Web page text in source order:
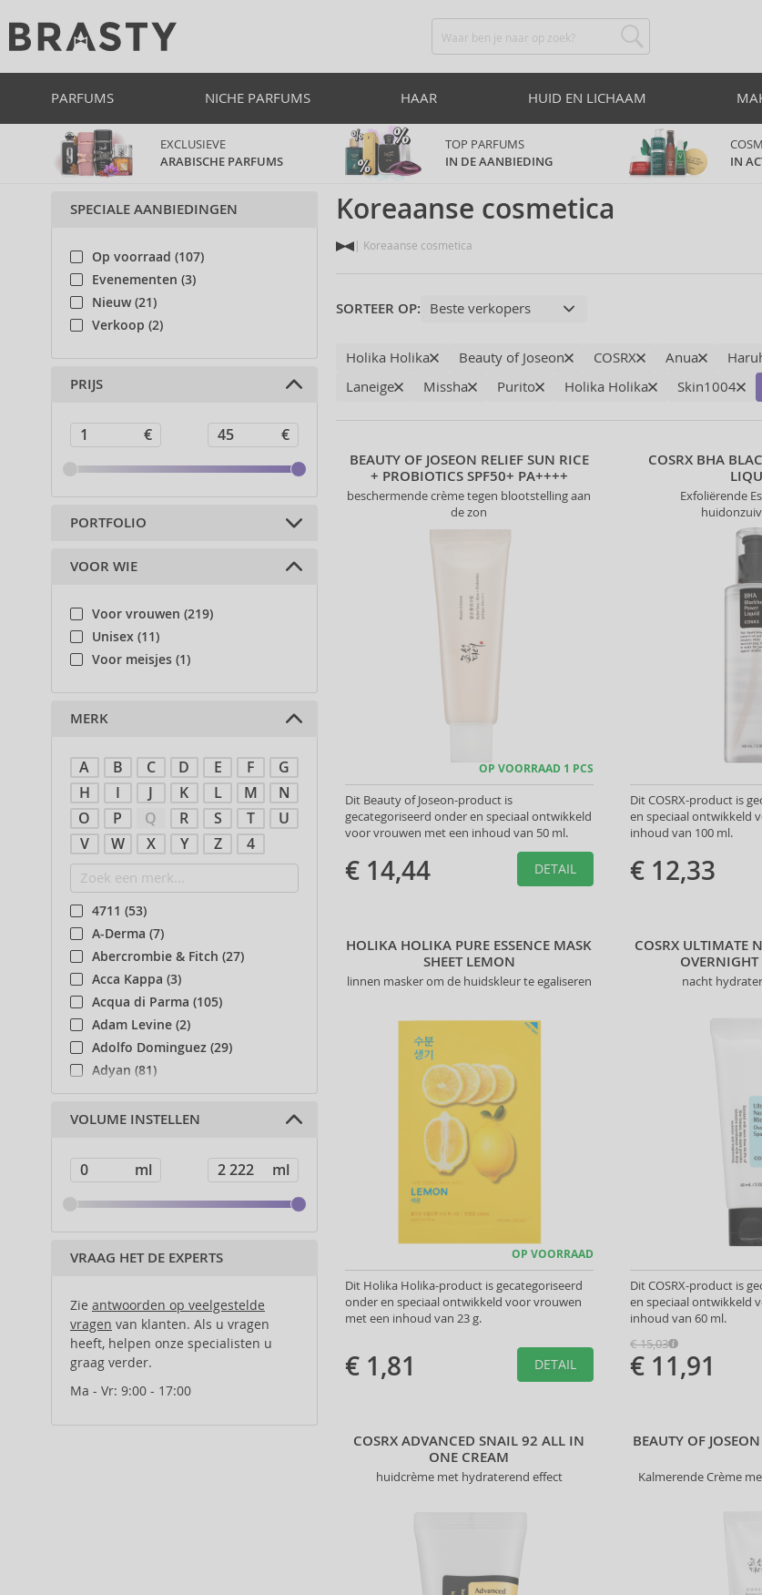
PARFUMS NICHE PARFUMS HAAR HUID EN LICHAAM
EXCLUSIEVE
ARABISCHE PARFUMS
TOP PARFUMS
IN DE AANBIEDING
IN
Koreaanse cosmetica
Koreaanse cosmetica
SORTEER OP:
Holika Holika Beauty of Joseon COSRX Anua
Laneige
Missha Purito Holika Holika Skin1004
BEAUTY OF JOSEON RELIEF SUN RICE
+ PROBIOTICS SPF50+ PA++++
beschermende crème tegen blootstelling aan
de zon
OP VOORRAAD 1 PCS
Dit Beauty of Joseon-product is
gecategoriseerd onder en speciaal ontwikkeld
voor vrouwen met een inhoud van 50 ml.
€ 14,44 DETAIL
COSRX BHA
Exfoliërende
Dit COSRX-product is
en speciaal ontwikkeld
inhoud van 100 ml.
€ 12,33
HOLIKA HOLIKA PURE ESSENCE MASK
SHEET LEMON
linnen masker om de huidskleur te egaliseren
OP VOORRAAD
Dit Holika Holika-product is gecategoriseerd
onder en speciaal ontwikkeld voor vrouwen
met een inhoud van 23 g.
€ 1,81 DETAIL
COSRX ULTIMATE
nacht
Dit COSRX-product is
en speciaal ontwikkeld
inhoud van 60 ml.
€ 15,03
€ 11,91
COSRX ADVANCED SNAIL 92 ALL IN
ONE CREAM
huidcrème met hydraterend effect
BEAUTY OF
Kalmerende Crème
SPECIALE AANBIEDINGEN
Op voorraad (107)
Evenementen (3)
Nieuw (21)
Verkoop (2)
PRIJS
PORTFOLIO
Haarcosmetica (5)
(221)
Decoratieve cosmetica (5)
VOOR WIE
Voor vrouwen (219)
Unisex (11)
Voor meisjes (1)
MERK
A B C D E F
G
H
I J K L M
N
O
P Q R S T
U
V
W X Y Z 4
4711 (53)
A-Derma (7)
Abercrombie & Fitch (27)
Acca Kappa (3)
Acqua di Parma (105)
Adam Levine (2)
Adolfo Dominguez (29)
Adyan (81)
Affinage (1)
Afnan (90)
Ahava (49)
Aigner (42)
Ajmal (89)
Al Haramain (182)
Al Wataniah (82)
Alcina (156)
Alexander McQueen (2)
Alexandre.J (31)
Alfaparf Milano (175)
Alfred Sung (7)
VOLUME INSTELLEN
VRAAG HET DE EXPERTS
Zie antwoorden op veelgestelde
vragen van klanten. Als u vragen
heeft, helpen onze specialisten u
graag verder.
Ma - Vr: 9:00 - 17:00